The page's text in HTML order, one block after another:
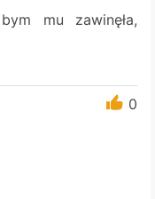
mu zawinęła,
0